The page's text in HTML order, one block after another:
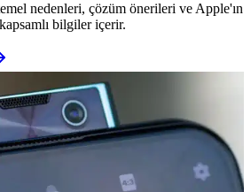
nedenleri, çözüm önerileri ve Apple'ın
bilgiler içerir.